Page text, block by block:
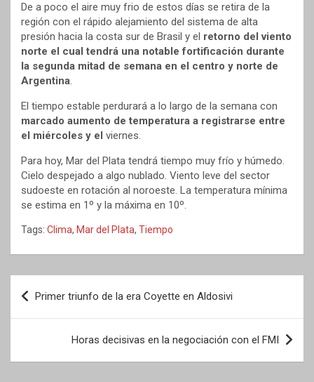
De a poco el aire muy frio de estos días se retira de la
región con el rápido alejamiento del sistema de alta
presión hacia la costa sur de Brasil y el retorno del viento
norte el cual tendrá una notable fortificación durante
la segunda mitad de semana en el centro y norte de
Argentina.
El tiempo estable perdurará a lo largo de la semana con
marcado aumento de temperatura a registrarse entre
el miércoles y el viernes.
Para hoy, Mar del Plata tendrá tiempo muy frío y húmedo.
Cielo despejado a algo nublado. Viento leve del sector
sudoeste en rotación al noroeste. La temperatura mínima
se estima en 1º y la máxima en 10º.
Tags: Clima, Mar del Plata, Tiempo
Navegación
de
entradas
Primer triunfo de la era Coyette en Aldosivi
Horas decisivas en la negociación con el FMI